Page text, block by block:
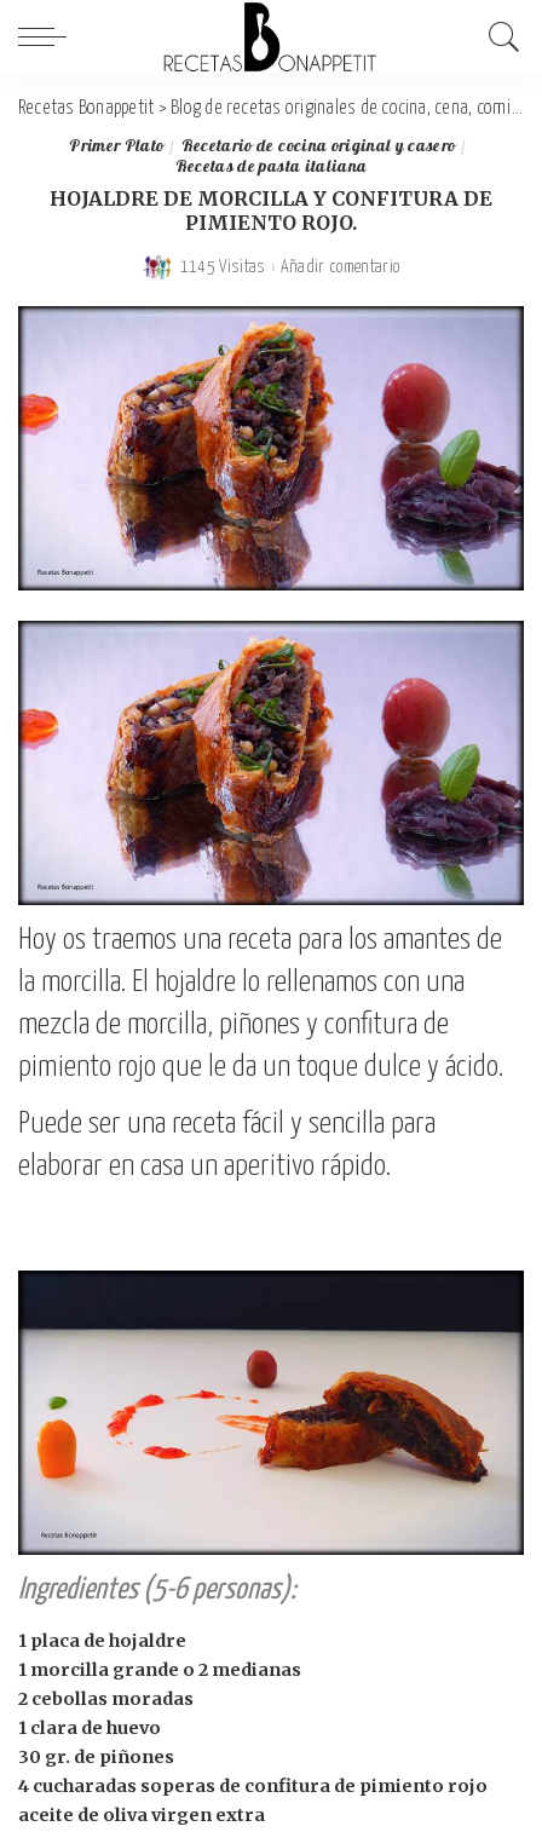
Recetas Bonappetit > Blog de recetas originales de cocina, cena, comida y desayuno
Primer Plato Recetario de cocina original y casero
Recetas de pasta italiana
HOJALDRE DE MORCILLA Y CONFITURA DE
PIMIENTO ROJO.
1145 Visitas Añadir comentario
Hoy os traemos una receta para los amantes de
la morcilla. El hojaldre lo rellenamos con una
mezcla de morcilla, piñones y confitura de
pimiento rojo que le da un toque dulce y ácido.
Puede ser una receta fácil y sencilla para
elaborar en casa un aperitivo rápido.
Ingredientes (5-6 personas):
1 placa de hojaldre
1 morcilla grande o 2 medianas
2 cebollas moradas
1 clara de huevo
30 gr. de piñones
4 cucharadas soperas de confitura de pimiento rojo
aceite de oliva virgen extra